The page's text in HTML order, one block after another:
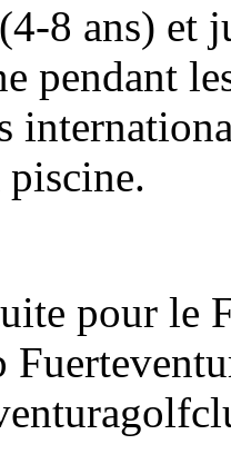
8 ans) et
pendant
piscine.
pour le